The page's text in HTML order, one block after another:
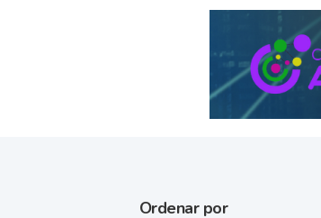
Ordenar por